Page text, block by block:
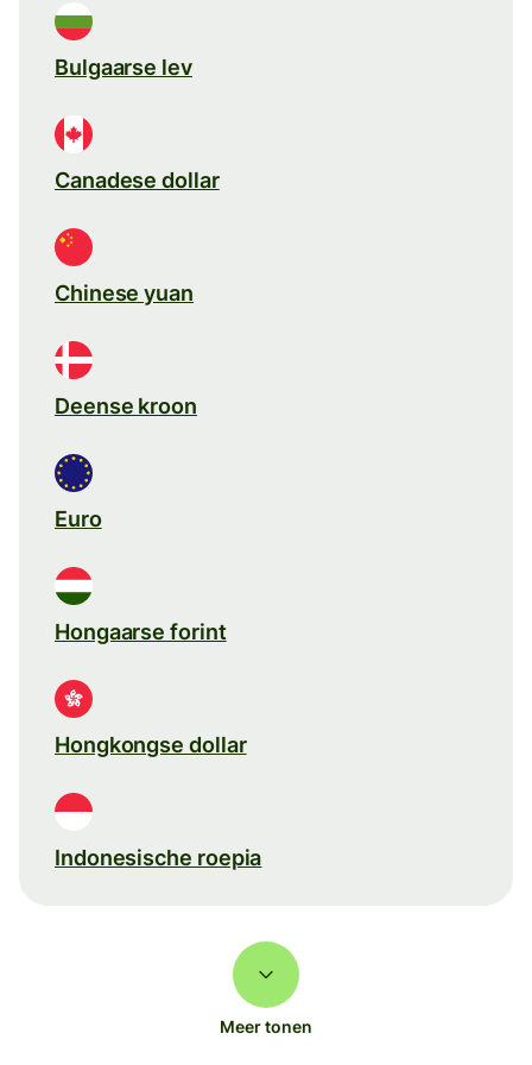
Bulgaarse lev
Canadese dollar
Chinese yuan
Deense kroon
Euro
Hongaarse forint
Hongkongse dollar
Indonesische roepia
Meer tonen